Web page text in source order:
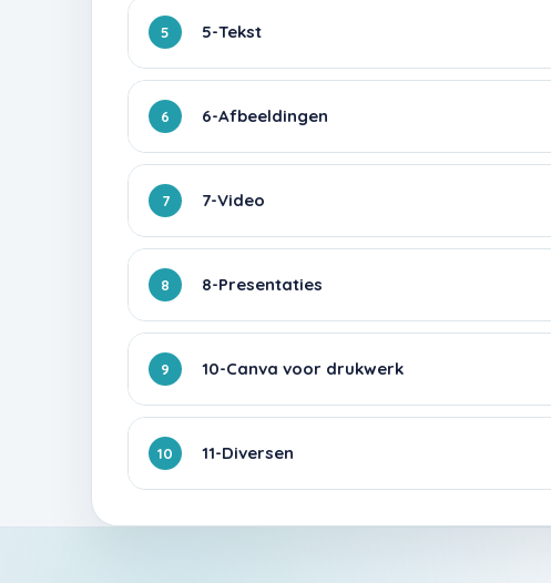
5 5-Tekst
6 6-Afbeeldingen
7 7-Video
8 8-Presentaties
9 10-Canva voor drukwerk
10 11-Diversen